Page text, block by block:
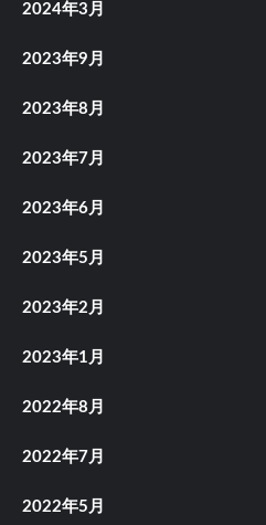
2024年3月
2023年9月
2023年8月
2023年7月
2023年6月
2023年5月
2023年2月
2023年1月
2022年8月
2022年7月
2022年5月